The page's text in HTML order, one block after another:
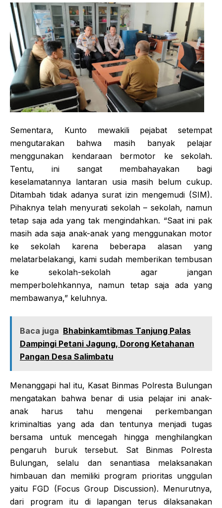
Sementara, Kunto mewakili pejabat setempat
mengutarakan bahwa masih banyak pelajar
menggunakan kendaraan bermotor ke sekolah.
Tentu, ini sangat membahayakan bagi
keselamatannya lantaran usia masih belum cukup.
Ditambah tidak adanya surat izin mengemudi (SIM).
Pihaknya telah menyurati sekolah – sekolah, namun
tetap saja ada yang tak mengindahkan. “Saat ini pak
masih ada saja anak-anak yang menggunakan motor
ke sekolah karena beberapa alasan yang
melatarbelakangi, kami sudah memberikan tembusan
ke sekolah-sekolah agar jangan
memperbolehkannya, namun tetap saja ada yang
membawanya,” keluhnya.
Baca juga Bhabinkamtibmas Tanjung Palas
Dampingi Petani Jagung, Dorong Ketahanan
Pangan Desa Salimbatu
Menanggapi hal itu, Kasat Binmas Polresta Bulungan
mengatakan bahwa benar di usia pelajar ini anak-
anak harus tahu mengenai perkembangan
kriminaltias yang ada dan tentunya menjadi tugas
bersama untuk mencegah hingga menghilangkan
pengaruh buruk tersebut. Sat Binmas Polresta
Bulungan, selalu dan senantiasa melaksanakan
himbauan dan memiliki program prioritas unggulan
yaitu FGD (Focus Group Discussion). Menurutnya,
dari program itu di lapangan terus dilaksanakan